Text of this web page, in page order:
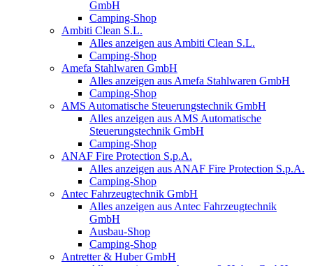
GmbH
Camping-Shop
Ambiti Clean S.L.
Alles anzeigen aus Ambiti Clean S.L.
Camping-Shop
Amefa Stahlwaren GmbH
Alles anzeigen aus Amefa Stahlwaren GmbH
Camping-Shop
AMS Automatische Steuerungstechnik GmbH
Alles anzeigen aus AMS Automatische
Steuerungstechnik GmbH
Camping-Shop
ANAF Fire Protection S.p.A.
Alles anzeigen aus ANAF Fire Protection S.p.A.
Camping-Shop
Antec Fahrzeugtechnik GmbH
Alles anzeigen aus Antec Fahrzeugtechnik
GmbH
Ausbau-Shop
Camping-Shop
Antretter & Huber GmbH